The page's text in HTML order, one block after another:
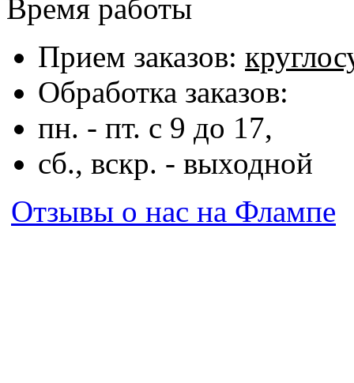
Время работы
Прием заказов:
Обработка заказов:
пн. - пт. с 9 до 17,
сб., вскр. - выходной
Отзывы о нас на Флампе